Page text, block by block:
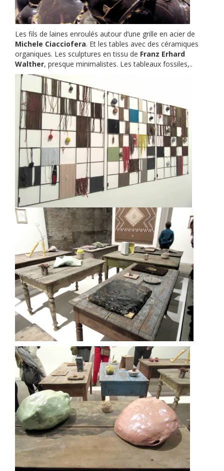
Les fils de laines enroulés autour d’une grille en acier de
Michele Ciacciofera. Et les tables avec des céramiques
organiques. Les sculptures en tissu de Franz Erhard
Walther, presque minimalistes. Les tableaux fossiles,..